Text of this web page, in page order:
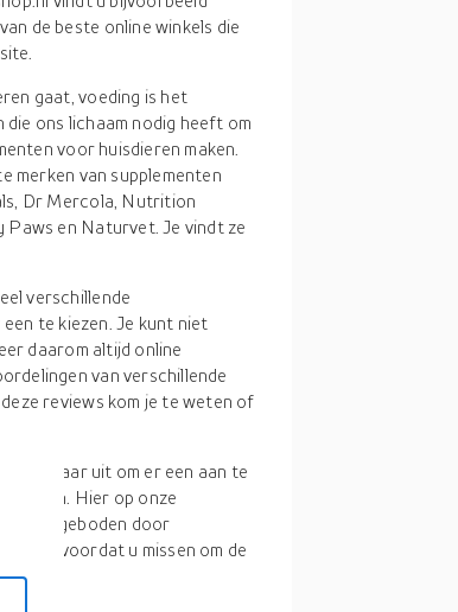
de beste online winkels die
gaat, voeding is het
ons lichaam nodig heeft om
voor huisdieren maken.
merken van supplementen
Dr Mercola, Nutrition
en Naturvet. Je vindt ze
verschillende
te kiezen. Je kunt niet
daarom altijd online
van verschillende
reviews kom je te weten of
vast naar uit om er een aan te
te gaan. Hier op onze
aangeboden door
reis voordat u missen om de